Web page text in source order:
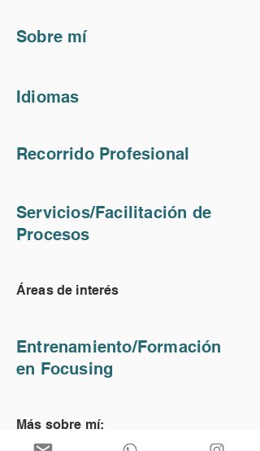
Sobre mí
Idiomas
Recorrido Profesional
Servicios/Facilitación de
Procesos
Áreas de interés
Entrenamiento/Formación
en Focusing
Más sobre mí: